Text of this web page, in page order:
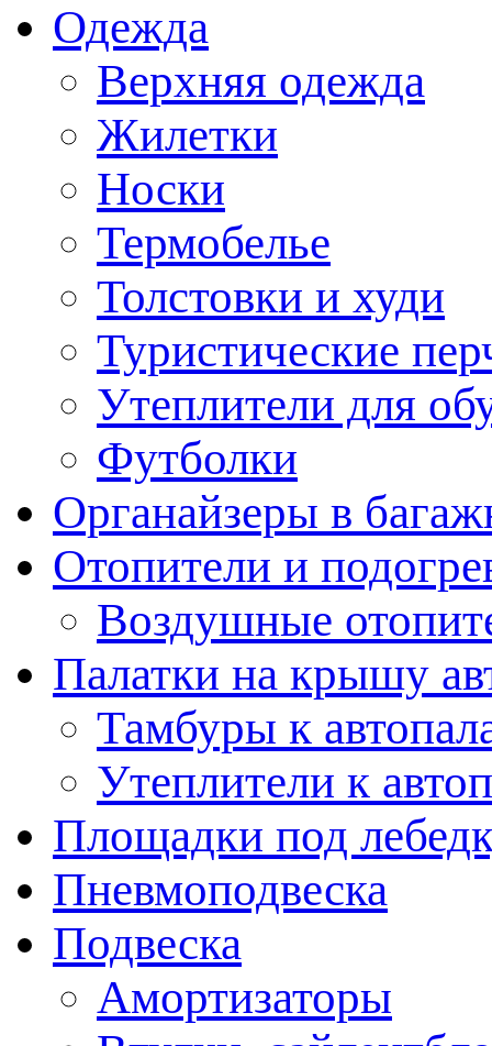
Одежда
Верхняя одежда
Жилетки
Носки
Термобелье
Толстовки и худи
Туристические
Утеплители для
Футболки
Органайзеры в
Отопители и
Воздушные
Палатки на крышу
Тамбуры к
Утеплители к
Площадки под
Пневмоподвеска
Подвеска
Амортизаторы